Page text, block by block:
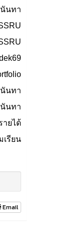
นทา
นทา
นทา
ายได้
เรียน
Email